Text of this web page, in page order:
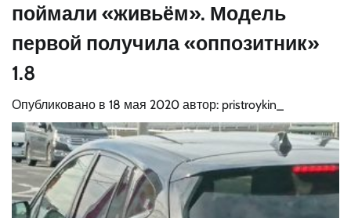
поймали «живьём». Модель
первой получила «оппозитник»
1.8
Опубликовано в 18 мая 2020 автор: pristroykin_